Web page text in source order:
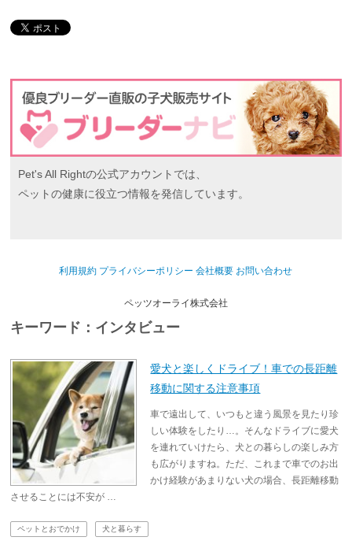
Pet's All Rightの公式アカウントでは、
ペットの健康に役立つ情報を発信しています。
利用規約 プライバシーポリシー 会社概要 お問い合わせ
ペッツオーライ株式会社
キーワード：インタビュー
愛犬と楽しくドライブ！車での長距離
移動に関する注意事項
車で遠出して、いつもと違う風景を見たり珍
しい体験をしたり…。そんなドライブに愛犬
を連れていけたら、犬との暮らしの楽しみ方
も広がりますね。ただ、これまで車でのお出
かけ経験があまりない犬の場合、長距離移動
させることには不安が …
ペットとおでかけ 犬と暮らす